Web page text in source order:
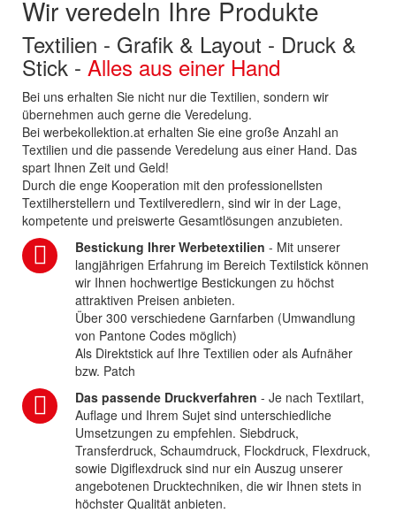
Wir veredeln Ihre Produkte
Textilien - Grafik & Layout - Druck &
Stick - Alles aus einer Hand
Bei uns erhalten Sie nicht nur die Textilien, sondern wir
übernehmen auch gerne die Veredelung.
Bei werbekollektion.at erhalten Sie eine große Anzahl an
Textilien und die passende Veredelung aus einer Hand. Das
spart Ihnen Zeit und Geld!
Durch die enge Kooperation mit den professionellsten
Textilherstellern und Textilveredlern, sind wir in der Lage,
kompetente und preiswerte Gesamtlösungen anzubieten.
Bestickung Ihrer Werbetextilien - Mit unserer
langjährigen Erfahrung im Bereich Textilstick können
wir Ihnen hochwertige Bestickungen zu höchst
attraktiven Preisen anbieten.
Über 300 verschiedene Garnfarben (Umwandlung
von Pantone Codes möglich)
Als Direktstick auf Ihre Textilien oder als Aufnäher
bzw. Patch
Das passende Druckverfahren - Je nach Textilart,
Auflage und Ihrem Sujet sind unterschiedliche
Umsetzungen zu empfehlen. Siebdruck,
Transferdruck, Schaumdruck, Flockdruck, Flexdruck,
sowie Digiflexdruck sind nur ein Auszug unserer
angebotenen Drucktechniken, die wir Ihnen stets in
höchster Qualität anbieten.